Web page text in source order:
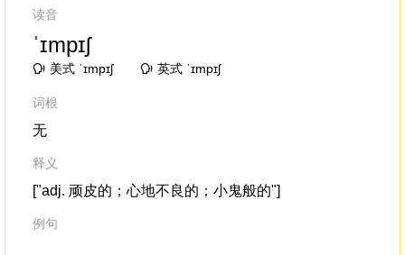
读音
ˈɪmpɪʃ
美式 ˈɪmpɪʃ 英式 ˈɪmpɪʃ
词根
无
释义
["adj. 顽皮的；心地不良的；小鬼般的"]
例句